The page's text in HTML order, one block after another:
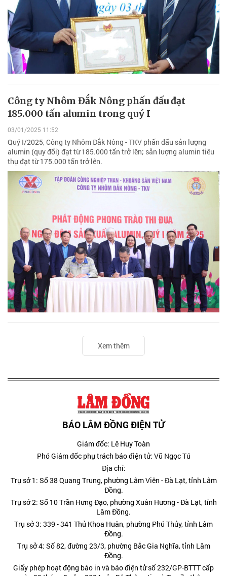
Công ty Nhôm Đắk Nông phấn đấu đạt
185.000 tấn alumin trong quý I
03/01/2025 11:52
Quý I/2025, Công ty Nhôm Đắk Nông - TKV phấn đấu sản lượng
alumin (quy đổi) đạt từ 185.000 tấn trở lên; sản lượng alumin tiêu
thụ đạt từ 175.000 tấn trở lên.
Xem thêm
BÁO LÂM ĐỒNG ĐIỆN TỬ
Giám đốc: Lê Huy Toàn
Phó Giám đốc phụ trách báo điện tử: Vũ Ngọc Tú
Địa chỉ:
Trụ sở 1: Số 38 Quang Trung, phường Lâm Viên - Đà Lạt, tỉnh Lâm
Đồng.
Trụ sở 2: Số 10 Trần Hưng Đạo, phường Xuân Hương - Đà Lạt, tỉnh
Lâm Đồng.
Trụ sở 3: 339 - 341 Thủ Khoa Huân, phường Phú Thủy, tỉnh Lâm
Đồng.
Trụ sở 4: Số 82, đường 23/3, phường Bắc Gia Nghĩa, tỉnh Lâm
Đồng.
Giấy phép hoạt động báo in và báo điện tử số 232/GP-BTTT cấp